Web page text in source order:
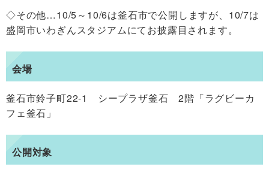
◇その他…10/5～10/6は釜石市で公開しますが、10/7は
盛岡市いわぎんスタジアムにてお披露目されます。
会場
釜石市鈴子町22-1 シープラザ釜石 2階「ラグビーカ
フェ釜石」
公開対象